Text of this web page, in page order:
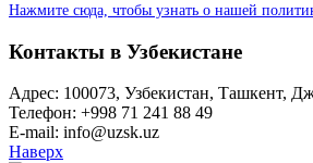
Нажмите сюда, чтобы узнать о нашей
Контакты в Узбекистане
Адрес: 100073, Узбекистан, Ташкент,
Телефон: +998 71 241 88 49
E-mail: info@uzsk.uz
Наверх